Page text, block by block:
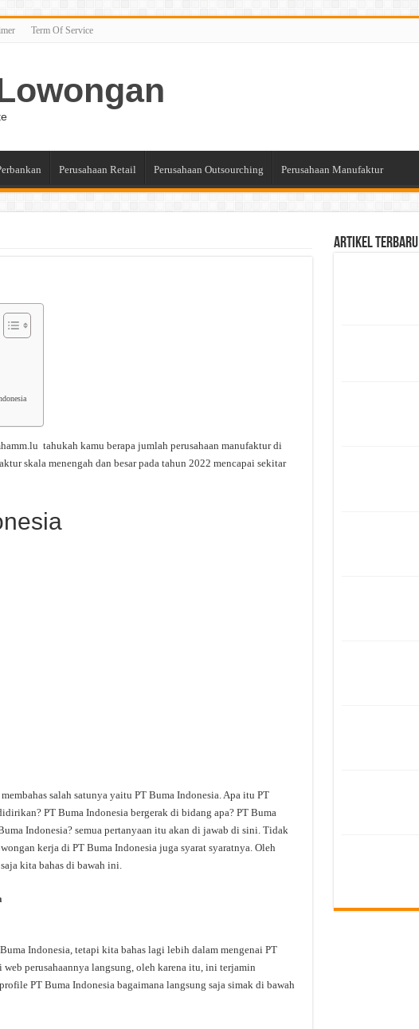
Term Of Service
Perusahaan Retail Perusahaan Outsourching Perusahaan Manufaktur
tahukah kamu berapa jumlah perusahaan manufaktur di
skala menengah dan besar pada tahun 2022 mencapai sekitar
salah satunya yaitu PT Buma Indonesia. Apa itu PT
PT Buma Indonesia bergerak di bidang apa? PT Buma
Indonesia? semua pertanyaan itu akan di jawab di sini. Tidak
kerja di PT Buma Indonesia juga syarat syaratnya. Oleh
kita bahas di bawah ini.
Indonesia, tetapi kita bahas lagi lebih dalam mengenai PT
perusahaannya langsung, oleh karena itu, ini terjamin
PT Buma Indonesia bagaimana langsung saja simak di bawah
Artikel Terbaru